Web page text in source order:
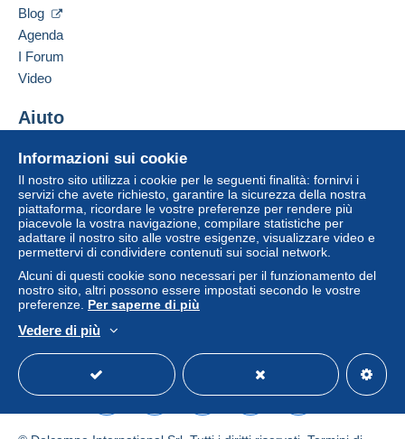
Informazioni sui cookie
Il nostro sito utilizza i cookie per le seguenti finalità: fornirvi i
servizi che avete richiesto, garantire la sicurezza della nostra
piattaforma, ricordare le vostre preferenze per rendere più
piacevole la vostra navigazione, compilare statistiche per
adattare il nostro sito alle vostre esigenze, visualizzare video e
permettervi di condividere contenuti sui social network.
Alcuni di questi cookie sono necessari per il funzionamento del
nostro sito, altri possono essere impostati secondo le vostre
preferenze. Per saperne di più
Vedere di più
Blog
Agenda
I Forum
Video
Aiuto
Acquistare su Delcampe
Vendere su Delcampe
Un sito sicuro